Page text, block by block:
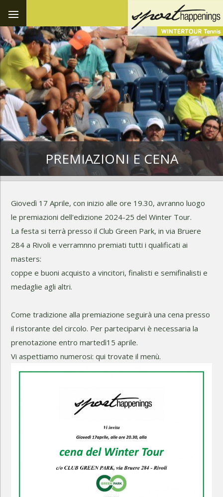
PREMIAZIONI E CENA
Giovedì 17 Aprile, con inizio alle ore 19.30, avranno luogo
le premiazioni dell'edizione 2024-25 del Winter Tour.
La festa si terrà presso il Club Green Park, in via Bruere
284 a Rivoli e verramnno premiati tutti i qualificati ai
masters:
coppe e buoni acquisto a vincitori, finalisti e semifinalisti e
medaglie agli altri.
Come tradizione alla premiazione seguirà una cena presso
il ristorante del circolo. Per parteciparvi è necessaria la
prenotazione entro martedì15 aprile.
Vi aspettiamo numerosi: qui trovate il menù.